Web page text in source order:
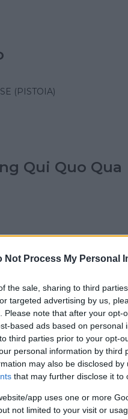
Not Process My Personal
the sale, sharing to third
targeted advertising by us,
Please note that after your opt-
based ads based on personal
third parties prior to your opt-
personal information by third
may also be disclosed
that may further disclose it to
app uses one or more
not limited to your visit or
(PISTOIA)
Qui Quo Qua
Coop.